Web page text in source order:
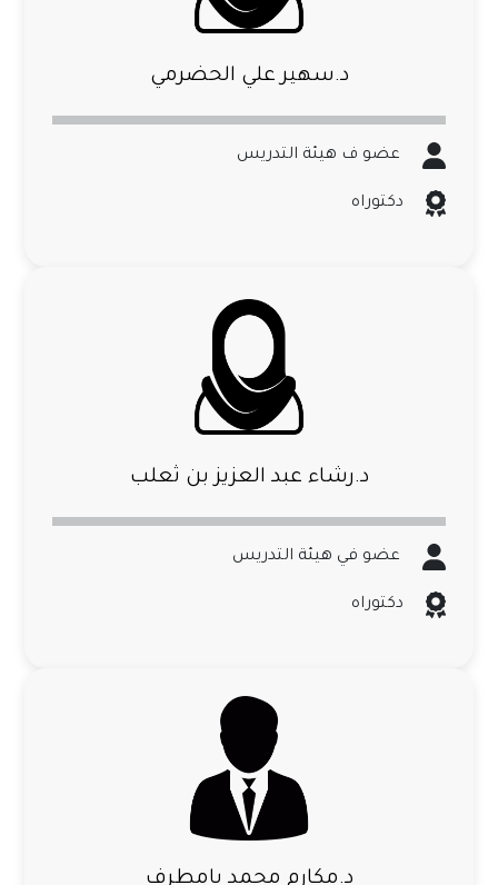
د.سهير علي الحضرمي
عضو ف هيئة التدريس
دكتوراه
د.رشاء عبد العزيز بن ثعلب
عضو في هيئة التدريس
دكتوراه
د.مكارم محمد بامطرف